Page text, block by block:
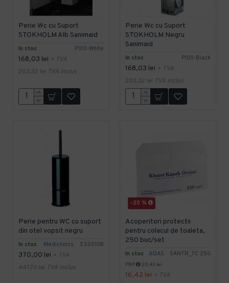
In stoc P100-White
Perie Wc cu Suport
STOKHOLM Alb Sanimaid
168,03 lei + TVA
203,32 lei TVA inclus
In stoc P100-Black
Perie Wc cu Suport
STOKHOLM Negru
Sanimaid
168,03 lei + TVA
203,32 lei TVA inclus
In stoc Mediclinics ES0010B
Perie pentru WC cu suport
din otel vopsit negru
370,00 lei + TVA
447,70 lei TVA inclus
-20 %
In stoc AQAS SANTR_TC 250
Acoperitori protectii
pentru colacul de toaleta,
250 buc/set
PRP 20,43 lei
16,42 lei + TVA